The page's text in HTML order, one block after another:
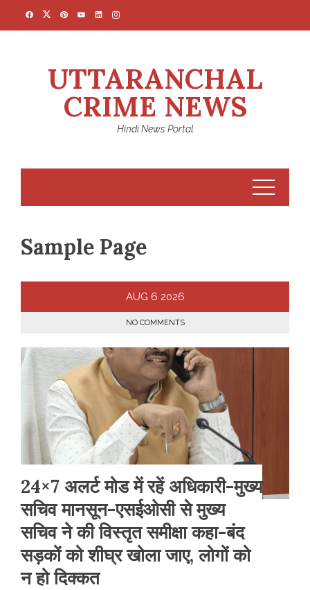
UTTARANCHAL
CRIME NEWS
Hindi News Portal
Sample Page
AUG 6 2026
NO COMMENTS
24×7 अलर्ट मोड में रहें अधिकारी-मुख्य
सचिव मानसून-एसईओसी से मुख्य
सचिव ने की विस्तृत समीक्षा कहा-बंद
सड़कों को शीघ्र खोला जाए, लोगों को
न हो दिक्कत